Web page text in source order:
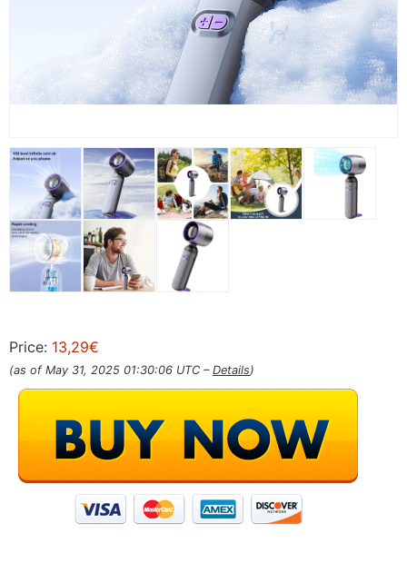
Price: 13,29€
(as of May 31, 2025 01:30:06 UTC – Details)